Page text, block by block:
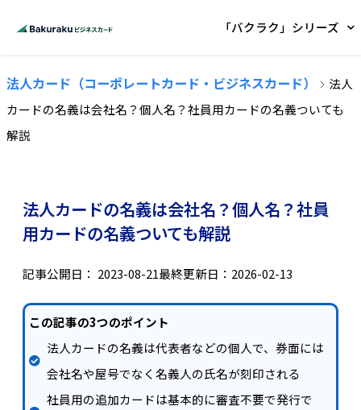
「バクラク」シリーズ
法人カード（コーポレートカード・ビジネスカード）
法人
カードの名義は会社名？個人名？社員用カードの名義ついても
解説
法人カードの名義は会社名？個人名？社員
用カードの名義ついても解説
記事公開日： 2023-08-21最終更新日：2026-02-13
この記事の3つのポイント
法人カードの名義は代表者などの個人で、券面には
会社名や屋号でなく名義人の氏名が刻印される
社員用の追加カードは基本的に審査不要で発行で